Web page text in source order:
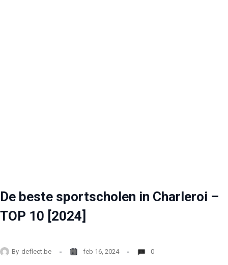
De beste sportscholen in Charleroi –
TOP 10 [2024]
By deflect.be feb 16, 2024 0